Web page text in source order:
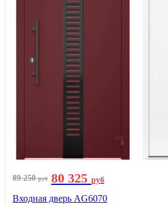
89 250руб 80 325 руб
Входная дверь AG6070